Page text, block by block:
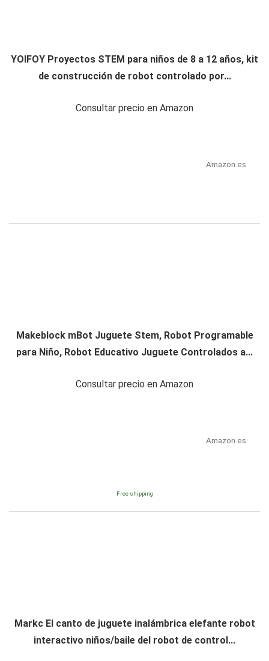
YOIFOY Proyectos STEM para niños de 8 a 12 años, kit
de construcción de robot controlado por...
Consultar precio en Amazon
Amazon.es
Makeblock mBot Juguete Stem, Robot Programable
para Niño, Robot Educativo Juguete Controlados a...
Consultar precio en Amazon
Amazon.es
Free shipping
Markc El canto de juguete inalámbrica elefante robot
interactivo niños/baile del robot de control...